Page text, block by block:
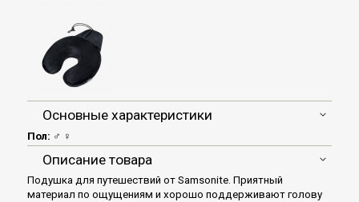
Основные характеристики
Пол: ♂ ♀
Описание товара
Подушка для путешествий от Samsonite. Приятный
материал по ощущениям и хорошо поддерживают голову